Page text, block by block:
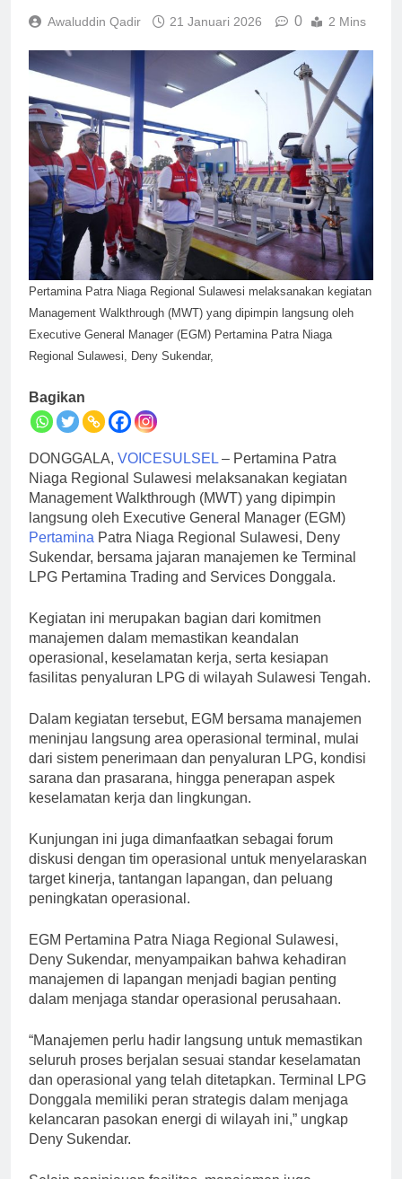
Awaluddin Qadir 21 Januari 2026 0 2 Mins
Pertamina Patra Niaga Regional Sulawesi melaksanakan kegiatan
Management Walkthrough (MWT) yang dipimpin langsung oleh
Executive General Manager (EGM) Pertamina Patra Niaga
Regional Sulawesi, Deny Sukendar,
Bagikan
DONGGALA, VOICESULSEL– Pertamina Patra
Niaga Regional Sulawesi melaksanakan kegiatan
Management Walkthrough (MWT) yang dipimpin
langsung oleh Executive General Manager (EGM)
Pertamina Patra Niaga Regional Sulawesi, Deny
Sukendar, bersama jajaran manajemen ke Terminal
LPG Pertamina Trading and Services Donggala.
Kegiatan ini merupakan bagian dari komitmen
manajemen dalam memastikan keandalan
operasional, keselamatan kerja, serta kesiapan
fasilitas penyaluran LPG di wilayah Sulawesi Tengah.
Dalam kegiatan tersebut, EGM bersama manajemen
meninjau langsung area operasional terminal, mulai
dari sistem penerimaan dan penyaluran LPG, kondisi
sarana dan prasarana, hingga penerapan aspek
keselamatan kerja dan lingkungan.
Kunjungan ini juga dimanfaatkan sebagai forum
diskusi dengan tim operasional untuk menyelaraskan
target kinerja, tantangan lapangan, dan peluang
peningkatan operasional.
EGM Pertamina Patra Niaga Regional Sulawesi,
Deny Sukendar, menyampaikan bahwa kehadiran
manajemen di lapangan menjadi bagian penting
dalam menjaga standar operasional perusahaan.
“Manajemen perlu hadir langsung untuk memastikan
seluruh proses berjalan sesuai standar keselamatan
dan operasional yang telah ditetapkan. Terminal LPG
Donggala memiliki peran strategis dalam menjaga
kelancaran pasokan energi di wilayah ini,” ungkap
Deny Sukendar.